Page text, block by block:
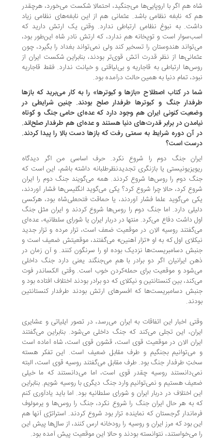
هم اگر با اروپایی‌ها می‌جنگید، احتمالا شکست می‌خورد، هرچقدر
که نابغه نظامی باشد. عثمانی هم از این نابغه‌های نظامی زیاد
به نبوغ نظامی ارتباطی ندارد. وقتی یک ارتش دارید که
است و توپخانه هم ندارد، که ارتش نادر شاه این‌طور بود،
هندوستان را تسخیر کند ولی نمی‌تواند بغداد را بگیرد، چون
از نظر قدرت آتش قوی‌تر بودند، بنابراین شکست ایران از
ارتباطی به قاجاریه و بی‌لیاقتی و خیانت ندارد. فقط قاجاریه
تمام دنیا به همین حالت درآمده بود.
در کتاب اصطلاح «بازها و کبوترها» را به کار می‌برید که بازها
جنگ و کبوترها طرفدار صلح بودند. چنین شرایطی در
کنونی ایران هم وجود دارد که عده‌ای حامی جنگ و کوتاه
در برابر قدرت‌های دنیا هستند و عده‌ای هم طرفدار صلح‌اند.
آن دوره شرایط به سمتی رفت که بازها دست بالا را پیدا کردند.
است؟
جنگ دوم را شروع نکرد. حرف اساسی من اگر دیدگاه
یا بازنگری تجدیدنظرطلبانه داشته باشم، این است که
دوم را روس‌ها شروع کردند. همه می‌گویند جنگ دوم را ایران
کرد، حالا چرا شروع کرد؟ یکی می‌گوید انگلیس‌ها فشار آوردند،
می‌گوید علما فشار آوردند، یا حماقت فتحعلی‌شاه بود، هر‌کسی
دارد. اما جنگ دوم را روس‌ها شروع کردند و ایران مثل جنگ
داشت دفاع می‌کرد. منتها در دربار ایران یا شورای سلطانیه، عده‌ای
روسیه الان در موقعیت ضعف است، تزار مرده و تزار جدید
اول که به او «تزار آهنین» می‌گفتند، موقعیتش ضعیف است و
دسامبریست‌ها نزدیک بوده او را سرنگون کنند. و آن زمان در
ایرانیان اگر دو برادر با هم می‌جنگند یعنی دارد جنگ داخلی
و موقعیت برای حمله‌کردن خوب است. وقتی الکساندر فوت
بین کنستانتین و نیکلای که دو برادر بودند اختلاف افتاده بود و
دسامبریست‌ها که افسرهای ارتش بودند طرفدار کنستانتین
اخبار این اتفاقات به ایران می‌رسد، در تصور ایلیاتی و عشایری
این تجلی می‌کند که جنگ داخلی می‌شود. بنابراین می‌گفتند
الان در موقعیت قوی‌ است، قشون قوی است، شاه آماده است
بجنگیم و طرف مقابل ضعیف است. این تفکر هسته
طرفدار جنگ بود. طرف مقابل می‌گفتند روسیه قوی است، البته
روسیه چقدر قوی است، اما می‌دانستند که ما خیلی
هستیم و نمی‌توانیم وارد جنگ دیگری با روسیه شویم. بنابراین
اختلاف در دربار ایران و شورای سلطانیه بود. اما باید یادآوری کنم
به هر حال ایران جنگ را شروع نکرد، جنگ را روس‌ها و یرمولوف
گرجستان که نماینده تزار بود شروع کردند. استراتژی‌ آنها هم
بود که مرز ایران و روسیه را رودخانه ارس کنند، از سال‌ها پیش این
می‌خواستند، نتوانسته بودند و حالا این موقعیت پیش آمده بود.